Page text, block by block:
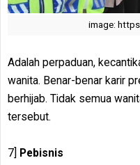
image:
Adalah perpaduan,
wanita. Benar-benar karir
berhijab. Tidak semua
tersebut.
7] Pebisnis